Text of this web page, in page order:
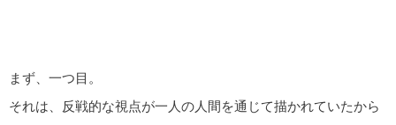
まず、一つ目。
それは、反戦的な視点が一人の人間を通じて描かれていたから